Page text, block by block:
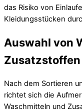
das Risiko von
Kleidungsstücken
Auswahl von
Zusatzstoffen
Nach dem Sortieren
richtet sich die
Waschmitteln und